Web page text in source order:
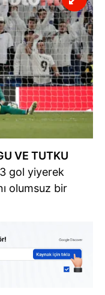
VE TUTKU
gol yiyerek
olumsuz bir